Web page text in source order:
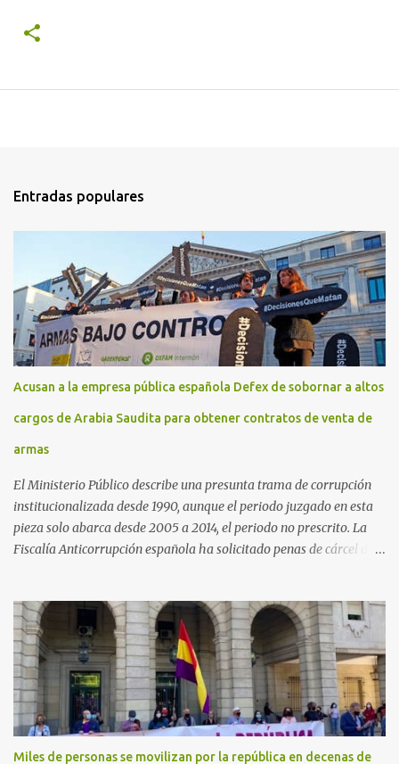
Entradas populares
Acusan a la empresa pública española Defex de sobornar a altos
cargos de Arabia Saudita para obtener contratos de venta de
armas
El Ministerio Público describe una presunta trama de corrupción
institucionalizada desde 1990, aunque el periodo juzgado en esta
pieza solo abarca desde 2005 a 2014, el periodo no prescrito. La
Fiscalía Anticorrupción española ha solicitado penas de cárcel de
Arabia Saudita a través de la empresa pública española Defex,
disuelta. El fiscal Conrado Saiz describe en su escrito de
conclusiones cómo la empresa pública Defex pagó comisiones
ilegales a diversas autoridades del régimen árabe entre 2005 y
2014, para obtener a cambio la materialización de los contratos. El
Ministerio Público lleva a cabo esta acusación en una de las piezas
separadas del llamado 'caso Defex', que investiga once ventas
Miles de personas se movilizan por la república en decenas de